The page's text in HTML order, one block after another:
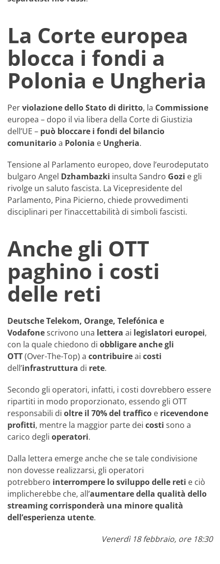
La Corte europea
blocca i fondi a
Polonia e Ungheria
Perviolazione dello Stato di diritto, la Commissione
europea – dopo il via libera della Corte di Giustizia
dell’UE – può bloccare i fondi del bilancio
comunitarioa Polonia e Ungheria.
Tensione al Parlamento europeo, dove l’eurodeputato
bulgaro Angel Dzhambazki insulta Sandro Gozi e gli
rivolge un saluto fascista. La Vicepresidente del
Parlamento, Pina Picierno, chiede provvedimenti
disciplinari per l’inaccettabilità di simboli fascisti.
Anche gli OTT
paghino i costi
delle reti
Deutsche Telekom, Orange, Telefónica e
Vodafonescrivono una lettera ai legislatori europei,
con la quale chiedono di obbligare anche gli
OTT(Over-The-Top) a contribuireai costi
dell’infrastruttura di rete.
Secondo gli operatori, infatti, i costi dovrebbero essere
ripartiti in modo proporzionato, essendo gli OTT
responsabili di oltre il 70% del traffico e ricevendone
profitti, mentre la maggior parte dei costi sono a
carico degli operatori.
Dalla lettera emerge anche che se tale condivisione
non dovesse realizzarsi, gli operatori
potrebbero interrompere lo sviluppo delle reti e ciò
implicherebbe che, all’aumentare della qualità dello
streaming corrisponderà una minore qualità
dell’esperienza utente.
Venerdì 18 febbraio, ore 18:30